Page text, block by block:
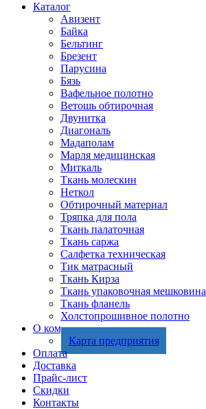
Каталог
Авизент
Байка
Бельтинг
Брезент
Парусина
Бязь
Вафельное полотно
Ветошь обтирочная
Двунитка
Диагональ
Мадаполам
Марля медицинская
Миткаль
Ткань молескин
Неткол
Обтирочный материал
Тряпка для пола
Ткань палаточная
Ткань саржа
Салфетка техническая
Тик матрасный
Ткань Кирза
Ткань упаковочная мешковина
Ткань фланель
Холстопрошивное полотно
О компании
Карта предприятия
Оплата
Доставка
Прайс-лист
Скидки
Контакты